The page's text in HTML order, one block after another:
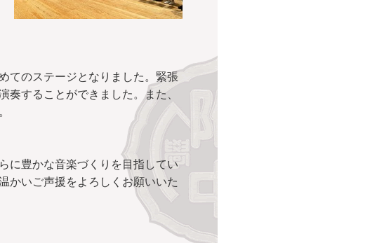
てのステージとなりました。緊張
奏することができました。また、
に豊かな音楽づくりを目指してい
かいご声援をよろしくお願いいた